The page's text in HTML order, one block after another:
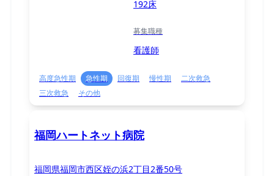
192床
募集職種
看護師
高度急性期 急性期 回復期 慢性期
二次救急
三次救急
その他
福岡ハートネット病院
福岡県福岡市西区姪の浜2丁目2番50号